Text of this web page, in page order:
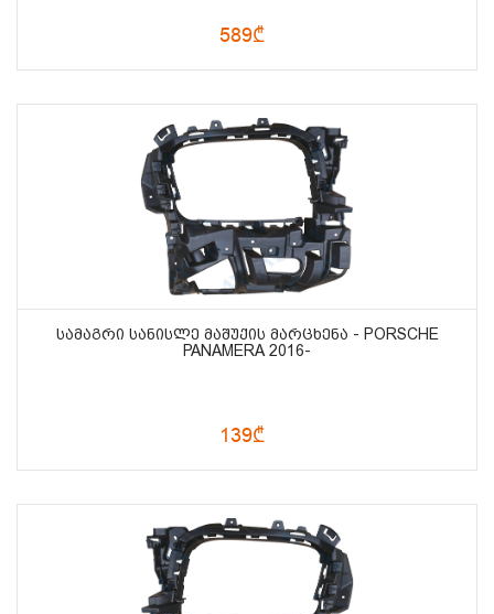
589₾
ᲡᲐᲛᲐᲒᲠᲘ ᲡᲐᲜᲘᲡᲚᲔ ᲛᲐᲨᲣᲥᲘᲡ ᲛᲐᲠᲪᲮᲔᲜᲐ - PORSCHE
PANAMERA 2016-
139₾